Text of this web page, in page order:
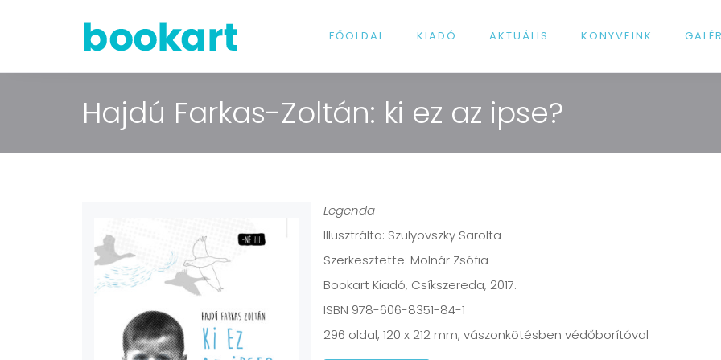
FŐOLDAL KIADÓ AKTUÁLIS KÖNYVEINK
Hajdú Farkas-Zoltán: ki ez az ipse?
Legenda
Illusztrálta: Szulyovszky Sarolta
Szerkesztette: Molnár Zsófia
Bookart Kiadó, Csíkszereda, 2017.
ISBN 978-606-8351-84-1
296 oldal, 120 x 212 mm, vászonkötésben védőborítóval